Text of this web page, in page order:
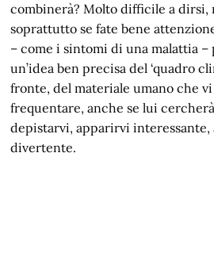
combinerà? Molto difficile a dirsi,
soprattutto se fate bene
– come i sintomi di una malattia
un’idea ben precisa del ‘quadro
fronte, del materiale umano che
frequentare, anche se lui
depistarvi, apparirvi interessante,
divertente.